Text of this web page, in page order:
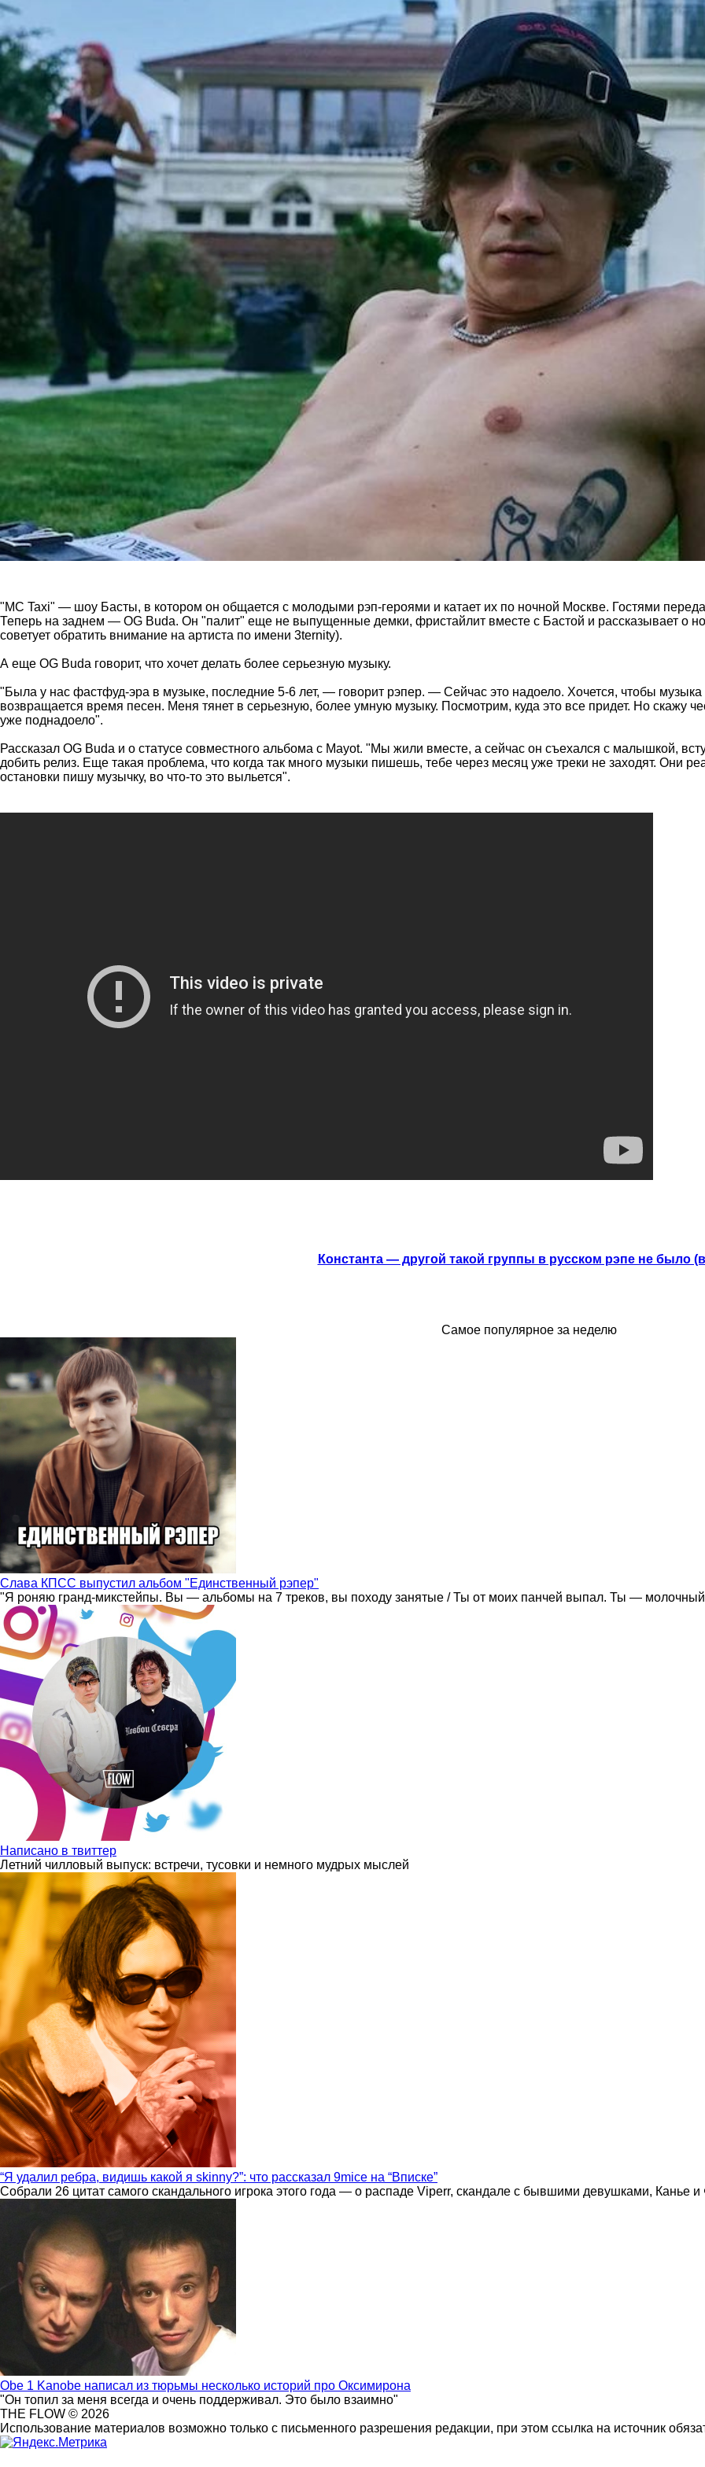
"MC Taxi" — шоу Басты, в котором он общается с молодыми рэп-героями и катает их по ночной Москве. Гостями
Теперь на заднем — OG Buda. Он "палит" еще не выпущенные демки, фристайлит вместе с Бастой и рассказывает о
советует обратить внимание на артиста по имени 3ternity).
А еще OG Buda говорит, что хочет делать более серьезную музыку.
"Была у нас фастфуд-эра в музыке, последние 5-6 лет, — говорит рэпер. — Сейчас это надоело. Хочется, чтобы
возвращается время песен. Меня тянет в серьезную, более умную музыку. Посмотрим, куда это все придет. Но скажу
уже поднадоело".
Рассказал OG Buda и о статусе совместного альбома с Mayot. "Мы жили вместе, а сейчас он съехался с малышкой,
добить релиз. Еще такая проблема, что когда так много музыки пишешь, тебе через месяц уже треки не заходят. Они
остановки пишу музычку, во что-то это выльется".
Константа — другой такой группы в русском рэпе не было
Самое популярное за неделю
Слава КПСС выпустил альбом "Единственный рэпер"
"Я роняю гранд-микстейпы. Вы — альбомы на 7 треков, вы походу занятые / Ты от моих панчей выпал. Ты —
Написано в твиттер
Летний чилловый выпуск: встречи, тусовки и немного мудрых мыслей
“Я удалил ребра, видишь какой я skinny?”: что рассказал 9mice на “Вписке”
Собрали 26 цитат самого скандального игрока этого года — о распаде Viperr, скандале с бывшими девушками, Канье
Obe 1 Kanobe написал из тюрьмы несколько историй про Оксимирона
"Он топил за меня всегда и очень поддерживал. Это было взаимно"
THE FLOW © 2026
Использование материалов возможно только с письменного разрешения редакции, при этом ссылка на источник